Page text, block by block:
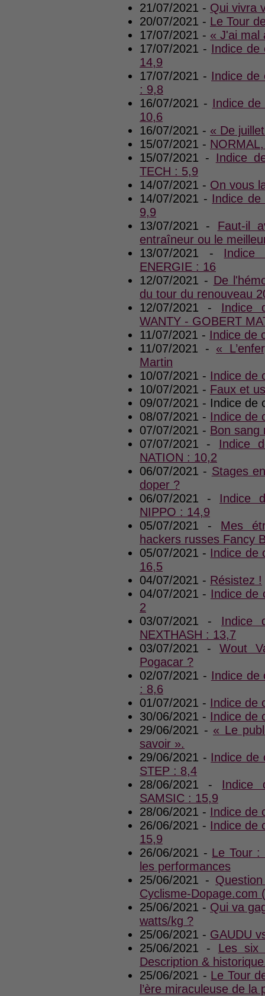
21/07/2021 - Qui vivra
20/07/2021 - Le Tour
17/07/2021 - « J'ai mal
17/07/2021 - Indice de
14,9
17/07/2021 - Indice de
: 9,8
16/07/2021 - Indice
10,6
16/07/2021 - « De
15/07/2021 -
15/07/2021 -
Indice
TECH : 5,9
14/07/2021 - On vous
14/07/2021 - Indice
9,9
13/07/2021 - Faut-il
entraîneur ou le
13/07/2021 - Indice
ENERGIE : 16
12/07/2021 - De
du tour du renouveau
12/07/2021 - Indice
WANTY - GOBERT
11/07/2021 - Indice de
11/07/2021 - «
Martin
10/07/2021 - Indice de
10/07/2021 - Faux et
09/07/2021 - Indice de
08/07/2021 - Indice de
07/07/2021 - Bon sang
07/07/2021 - Indice
NATION : 10,2
06/07/2021 - Stages
doper ?
06/07/2021 - Indice
NIPPO : 14,9
05/07/2021 - Mes
hackers russes Fancy
05/07/2021 - Indice de
16,5
04/07/2021 - Résistez !
04/07/2021 - Indice de
2
03/07/2021 - Indice
NEXTHASH : 13,7
03/07/2021 -Wout
Pogacar ?
02/07/2021 - Indice de
: 8,6
01/07/2021 - Indice de
30/06/2021 - Indice de
29/06/2021 - « Le
savoir ».
29/06/2021 - Indice de
STEP : 8,4
28/06/2021 - Indice
SAMSIC : 15,9
28/06/2021 - Indice de
26/06/2021 - Indice de
15,9
26/06/2021 - Le Tour :
les performances
25/06/2021 -
Cyclisme-Dopage.com
25/06/2021 - Qui va
watts/kg ?
25/06/2021 - GAUDU
25/06/2021 - Les six
Description &
25/06/2021 - Le Tour
l’ère miraculeuse de la